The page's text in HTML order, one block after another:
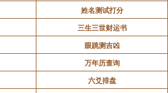
姓名测试打分
三生三世财运书
眼跳测吉凶
万年历查询
六爻排盘